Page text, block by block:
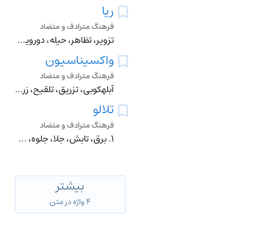
ریا
فرهنگ مترادف و متضاد
تزویر، تظاهر، حیله، دورویی، ریو، زرق، سالوس، شایبه، ظاهرنمایی، فریب، نفاق ≠ صدق
واکسیناسیون
فرهنگ مترادف و متضاد
آبلهکوبی، تزریق، تلقیح، زرق، مایهکوبی
تلالو
فرهنگ مترادف و متضاد
۱. برق، تابش، جلا، جلوه، درخشش، درخشندگی، زرقوبرق ۲. فروزش، فروغ لمعان ۳. برق زدن، درخشیدن
بیشتر
۴ واژه در متن